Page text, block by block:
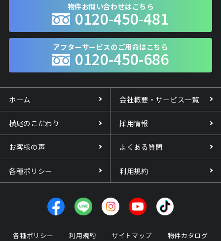
物件お問い合わせはこちら
0120-450-481
アフターサービスのご用命はこちら
0120-450-686
ホーム 会社概要・サービス一覧
横尾のこだわり 採用情報
お客様の声 よくある質問
各種ポリシー 利用規約
各種ポリシー 利用規約 サイトマップ 物件カタログ